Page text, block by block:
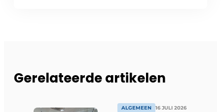
Gerelateerde artikelen
ALGEMEEN 16 JULI 2026